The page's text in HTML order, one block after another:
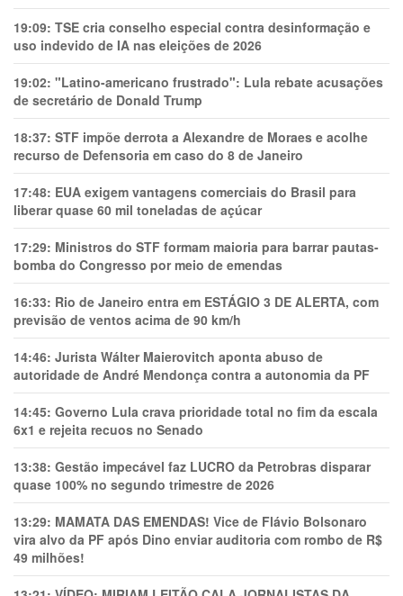
19:09: TSE cria conselho especial contra desinformação e
uso indevido de IA nas eleições de 2026
19:02: "Latino-americano frustrado": Lula rebate acusações
de secretário de Donald Trump
18:37: STF impõe derrota a Alexandre de Moraes e acolhe
recurso de Defensoria em caso do 8 de Janeiro
17:48: EUA exigem vantagens comerciais do Brasil para
liberar quase 60 mil toneladas de açúcar
17:29: Ministros do STF formam maioria para barrar pautas-
bomba do Congresso por meio de emendas
16:33: Rio de Janeiro entra em ESTÁGIO 3 DE ALERTA, com
previsão de ventos acima de 90 km/h
14:46: Jurista Wálter Maierovitch aponta abuso de
autoridade de André Mendonça contra a autonomia da PF
14:45: Governo Lula crava prioridade total no fim da escala
6x1 e rejeita recuos no Senado
13:38: Gestão impecável faz LUCRO da Petrobras disparar
quase 100% no segundo trimestre de 2026
13:29: MAMATA DAS EMENDAS! Vice de Flávio Bolsonaro
vira alvo da PF após Dino enviar auditoria com rombo de R$
49 milhões!